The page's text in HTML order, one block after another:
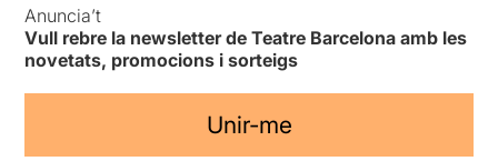
Anuncia’t
Vull rebre la newsletter de Teatre Barcelona amb les
novetats, promocions i sorteigs
Unir-me